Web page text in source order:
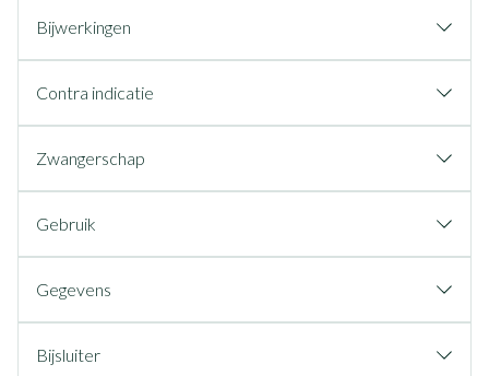
Bijwerkingen
Contra indicatie
Zwangerschap
Gebruik
Gegevens
Bijsluiter